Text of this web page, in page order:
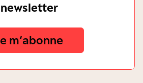
newsletter
m‘abonne